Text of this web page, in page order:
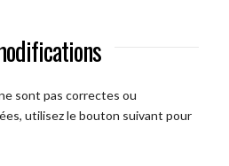
sont pas correctes ou
utilisez le bouton suivant pour